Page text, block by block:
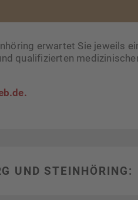
erwartet Sie jeweils
qualifizierten
.
UND STEINHÖRING: